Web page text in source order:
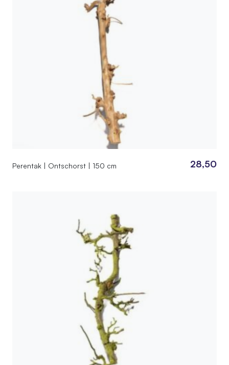
Perentak | Ontschorst | 150 cm 28,50